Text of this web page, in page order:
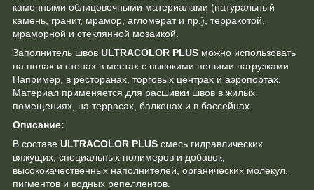
каменными облицовочными материалами (натуральный
камень, гранит, мрамор, агломерат и пр.), терракотой,
мраморной и стеклянной мозаикой.
Заполнитель швов ULTRACOLOR PLUS можно использовать
на полах и стенах в местах с высокими пешими нагрузками.
Например, в ресторанах, торговых центрах и аэропортах.
Материал применяется для расшивки швов в жилых
помещениях, на террасах, балконах и в бассейнах.
Описание:
В составе ULTRACOLOR PLUS смесь гидравлических
вяжущих, специальных полимеров и добавок,
высококачественных наполнителей, органических молекул,
пигментов и водных репеллентов.